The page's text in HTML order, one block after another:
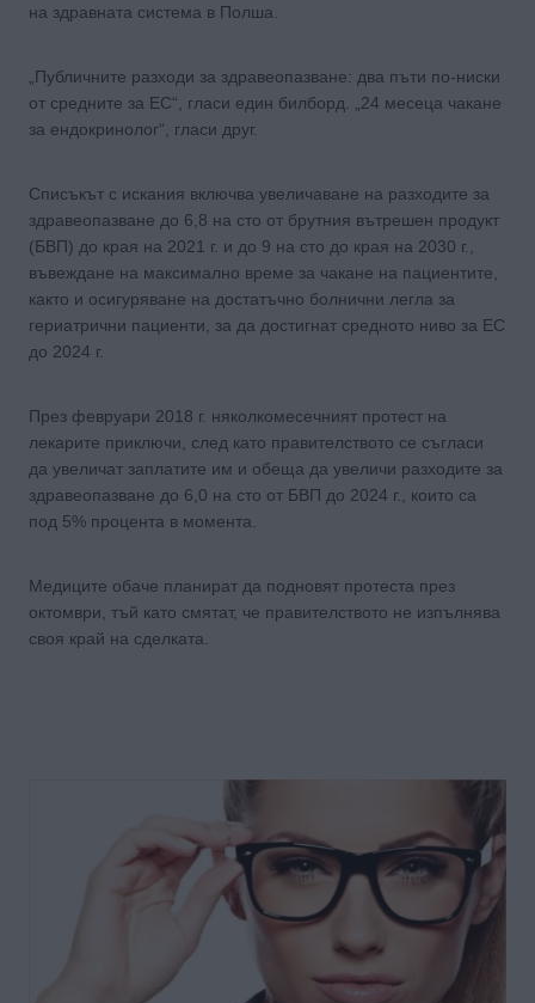
на здравната система в Полша.
„Публичните разходи за здравеопазване: два пъти по-ниски
от средните за ЕС“, гласи един билборд. „24 месеца чакане
за ендокринолог“, гласи друг.
Списъкът с искания включва увеличаване на разходите за
здравеопазване до 6,8 на сто от брутния вътрешен продукт
(БВП) до края на 2021 г. и до 9 на сто до края на 2030 г.,
въвеждане на максимално време за чакане на пациентите,
както и осигуряване на достатъчно болнични легла за
гериатрични пациенти, за да достигнат средното ниво за ЕС
до 2024 г.
През февруари 2018 г. няколкомесечният протест на
лекарите приключи, след като правителството се съгласи
да увеличат заплатите им и обеща да увеличи разходите за
здравеопазване до 6,0 на сто от БВП до 2024 г., които са
под 5% процента в момента.
Медиците обаче планират да подновят протеста през
октомври, тъй като смятат, че правителството не изпълнява
своя край на сделката.